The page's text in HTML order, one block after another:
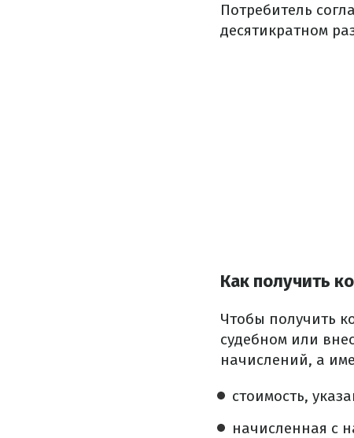
Потребитель
десятикратном
Как получить
Чтобы получить
судебном или
начислений, а
стоимость,
начисленная с